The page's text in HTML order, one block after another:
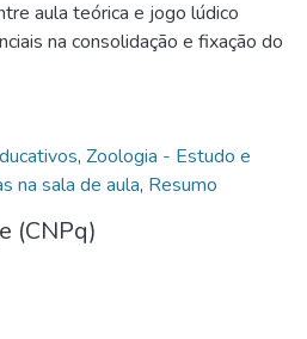
aula teórica e jogo lúdico
na consolidação e fixação do
, Zoologia - Estudo e
na sala de aula, Resumo
(CNPq)